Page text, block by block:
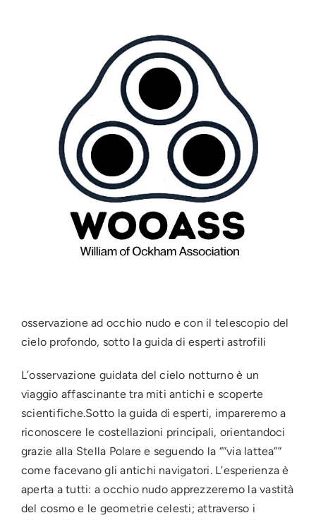
osservazione ad occhio nudo e con il telescopio del
cielo profondo, sotto la guida di esperti astrofili
L’osservazione guidata del cielo notturno è un
viaggio affascinante tra miti antichi e scoperte
scientifiche.Sotto la guida di esperti, impareremo a
riconoscere le costellazioni principali, orientandoci
grazie alla Stella Polare e seguendo la “”via lattea””
come facevano gli antichi navigatori. L’esperienza è
aperta a tutti: a occhio nudo apprezzeremo la vastità
del cosmo e le geometrie celesti; attraverso i